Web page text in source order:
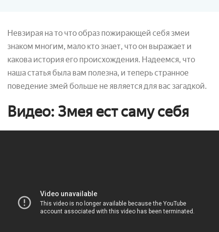
Невзирая на то что образ пожирающей себя змеи
знаком многим, мало кто знает, что он выражает и
какова история его происхождения. Надеемся, что
наша статья была вам полезна, и теперь странное
поведение змей больше не является для вас загадкой.
Видео: Змея ест саму себя